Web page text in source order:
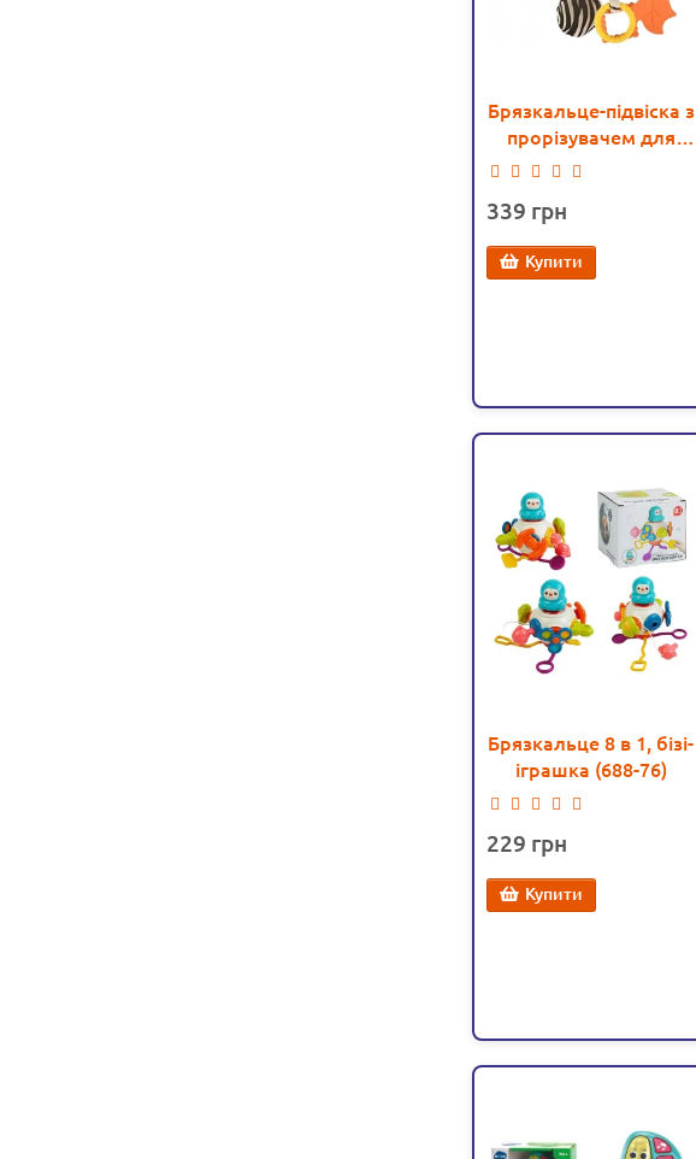
Брязкальце-підвіска з
прорізувачем для
зубів (9983)
339
Купити
Брязкальце 8 в 1, бізі-
іграшка (688-76)
229
Купити